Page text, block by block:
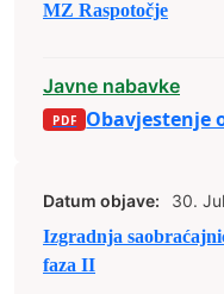
MZ Raspotočje
Javne nabavke
Obavjestenje
Datum objave:
30.
Izgradnja
faza II